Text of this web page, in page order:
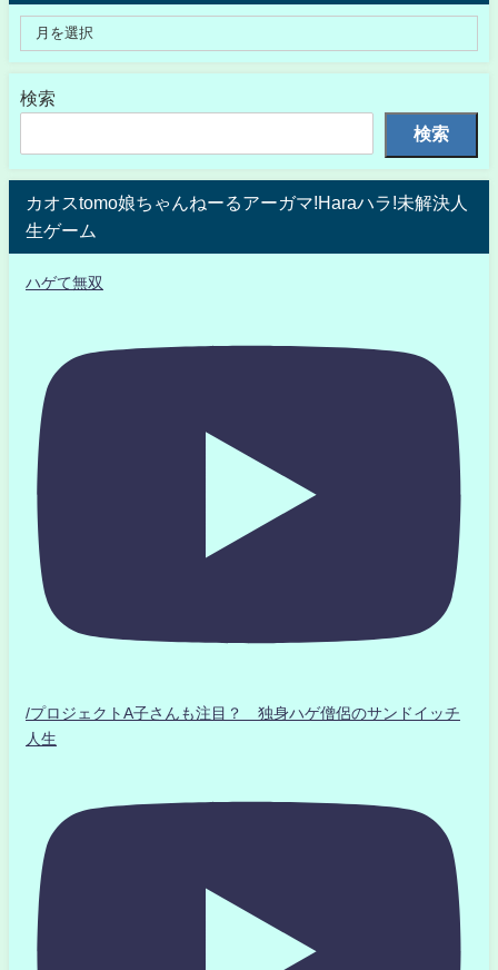
検索
検索
カオスtomo娘ちゃんねーるアーガマ!Haraハラ!未解決人
生ゲーム
ハゲて無双
/プロジェクトA子さんも注目？ 独身ハゲ僧侶のサンドイッチ
人生